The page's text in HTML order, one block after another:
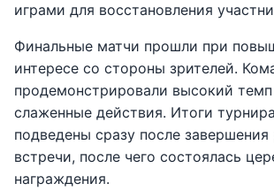
играми для восстановления
Финальные матчи прошли при
интересе со стороны зрителей.
продемонстрировали высокий
слаженные действия. Итоги
подведены сразу после
встречи, после чего состоялась
награждения.